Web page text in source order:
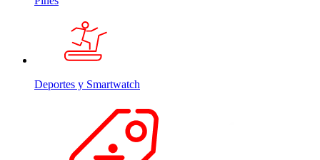
Deportes y Smartwatch